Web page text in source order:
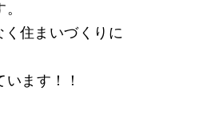
住まいづくりに
ます！！